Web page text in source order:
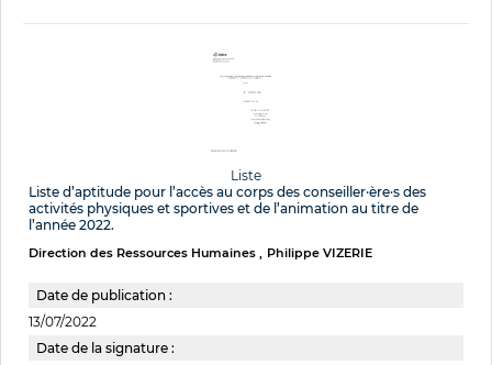
Liste
Liste d’aptitude pour l’accès au corps des conseiller·ère·s des
activités physiques et sportives et de l’animation au titre de
l’année 2022.
Direction des Ressources Humaines Philippe VIZERIE
Date de publication :
13/07/2022
Date de la signature :